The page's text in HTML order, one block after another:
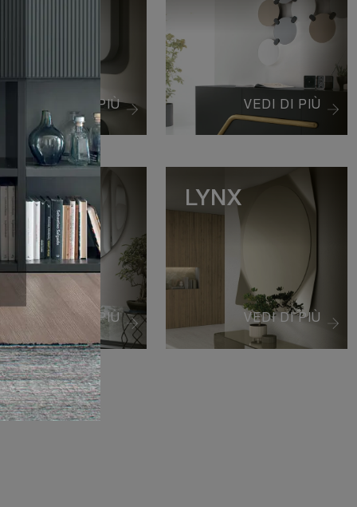
VEDI DI PIÙ VEDI DI PIÙ
VEDI DI PIÙ
120
VEDI DI PIÙ
LYNX